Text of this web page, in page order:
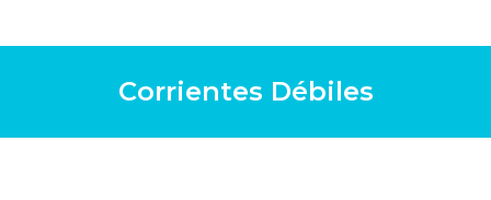
Corrientes Débiles